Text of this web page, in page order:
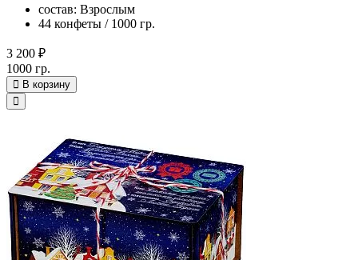
состав: Взрослым
44 конфеты / 1000 гр.
3 200 ₽
1000 гр.
В корзину